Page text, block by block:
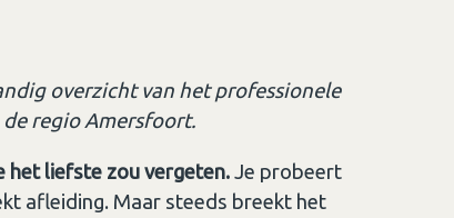
overzicht van het professionele
regio Amersfoort.
het liefste zou vergeten.Je probeert
afleiding. Maar steeds breekt het